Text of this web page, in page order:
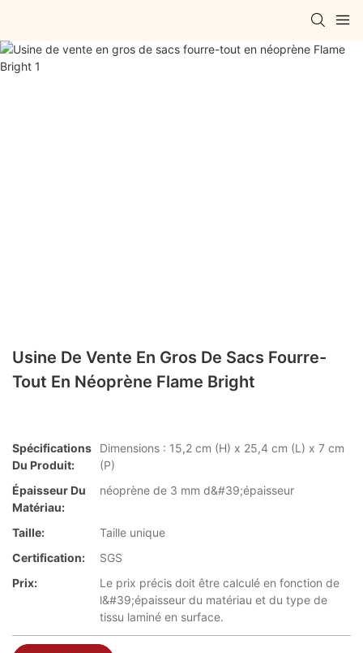
Usine De Vente En Gros De Sacs Fourre-
Tout En Néoprène Flame Bright
Spécifications
Du Produit:
Dimensions : 15,2 cm (H) x 25,4 cm (L) x 7 cm
(P)
Épaisseur Du
Matériau:
néoprène de 3 mm d&#39;épaisseur
Taille:
Taille unique
Certification:
SGS
Prix:
Le prix précis doit être calculé en fonction de
l&#39;épaisseur du matériau et du type de
tissu laminé en surface.